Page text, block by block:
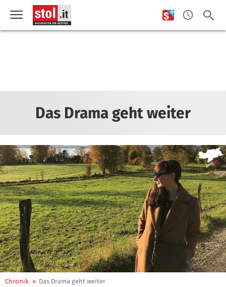
Das Drama geht weiter
Chronik » Das Drama geht weiter